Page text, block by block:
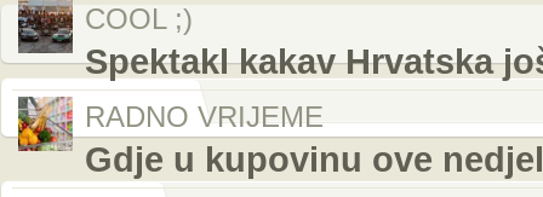
COOL ;)
Spektakl kakav Hrvatska
RADNO VRIJEME
Gdje u kupovinu ove